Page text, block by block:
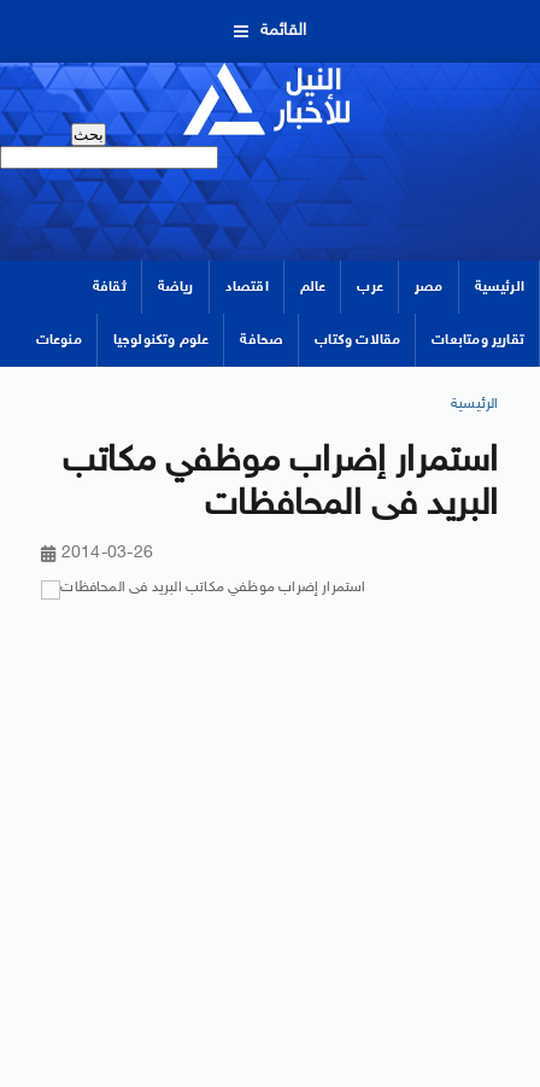
القائمة
الرئيسية مصر عرب عالم اقتصاد رياضة ثقافة
تقارير ومتابعات مقالات وكتاب صحافة علوم وتكنولوجيا منوعات
الرئيسية
استمرار إضراب موظفي مكاتب
البريد فى المحافظات
2014-03-26